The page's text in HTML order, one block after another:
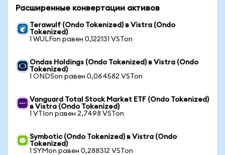
Расширенные конвертации активов
Terawulf (Ondo Tokenized) в Vistra (Ondo
Tokenized)
1 WULFon равен 0,122131 VSTon
Ondas Holdings (Ondo Tokenized) в Vistra (Ondo
Tokenized)
1 ONDSon равен 0,064582 VSTon
Vanguard Total Stock Market ETF (Ondo Tokenized)
в Vistra (Ondo Tokenized)
1 VTIon равен 2,7498 VSTon
Symbotic (Ondo Tokenized) в Vistra (Ondo
Tokenized)
1 SYMon равен 0,288312 VSTon